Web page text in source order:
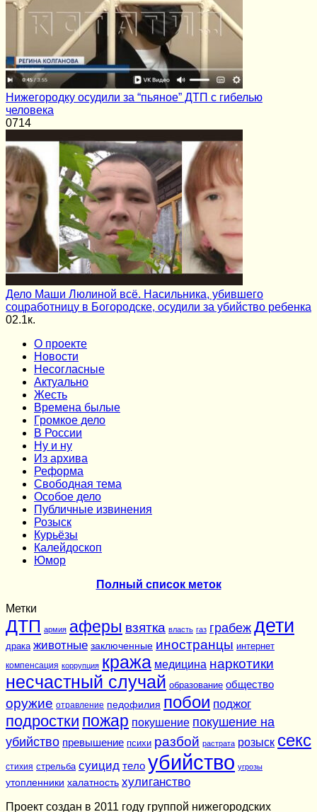
Нижегородку осудили за “пьяное” ДТП с гибелью
человека
0714
Дело Маши Люлиной всё. Насильника, убившего
соцработницу в Богородске, осудили за убийство ребенка
02.1к.
О проекте
Новости
Несогласные
Актуально
Жесть
Времена былые
Громкое дело
В России
Ну и ну
Из архива
Реформа
Cвободная тема
Особое дело
Публичные извинения
Розыск
Курьёзы
Калейдоскоп
Юмор
Полный список меток
Метки
ДТП армия аферы взятка власть газ грабеж дети
драка животные заключенные иностранцы интернет
компенсация коррупция кража медицина наркотики
несчастный случай образование общество
оружие отравление педофилия побои поджог
подростки пожар покушение покушение на
убийство превышение психи разбой растрата розыск секс
стихия стрельба суицид тело убийство угрозы
утопленники халатность хулиганство
Проект создан в 2011 году группой нижегородских